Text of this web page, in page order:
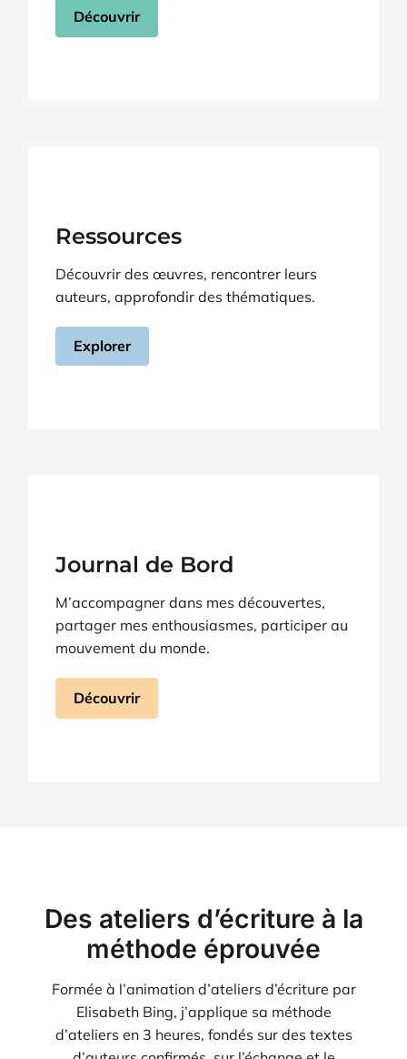
Découvrir
Ressources
Découvrir des œuvres, rencontrer leurs
auteurs, approfondir des thématiques.
Explorer
Journal de Bord
M’accompagner dans mes découvertes,
partager mes enthousiasmes, participer au
mouvement du monde.
Découvrir
Des ateliers d’écriture à la
méthode éprouvée
Formée à l’animation d’ateliers d’écriture par
Elisabeth Bing, j’applique sa méthode
d’ateliers en 3 heures, fondés sur des textes